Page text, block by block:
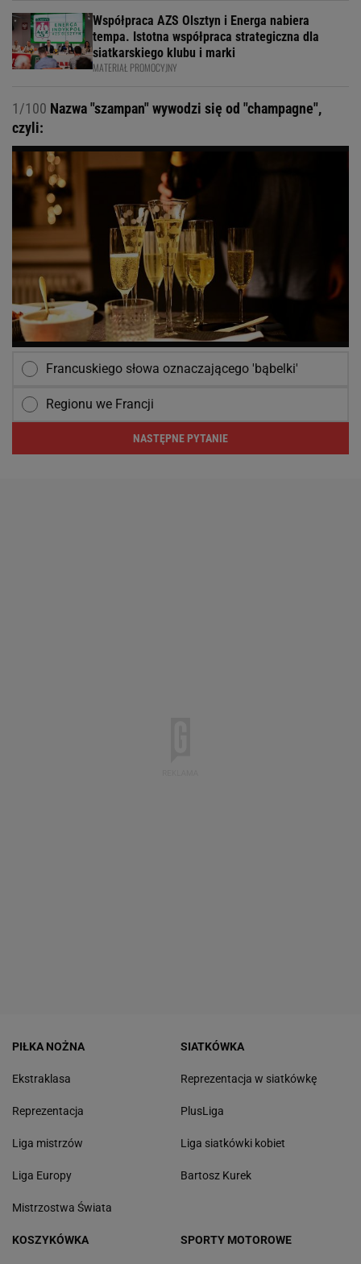
Współpraca AZS Olsztyn i Energa nabiera
tempa. Istotna współpraca strategiczna dla
siatkarskiego klubu i marki
MATERIAŁ PROMOCYJNY
1/100 Nazwa "szampan" wywodzi się od "champagne",
czyli:
Francuskiego słowa oznaczającego 'bąbelki'
Regionu we Francji
NASTĘPNE PYTANIE
PIŁKA NOŻNA
Ekstraklasa
Reprezentacja
Liga mistrzów
Liga Europy
Mistrzostwa Świata
SIATKÓWKA
Reprezentacja w siatkówkę
PlusLiga
Liga siatkówki kobiet
Bartosz Kurek
KOSZYKÓWKA SPORTY MOTOROWE